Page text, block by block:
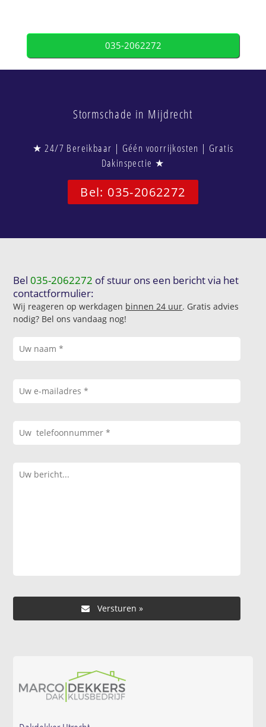
035-2062272
Stormschade in Mijdrecht
★ 24/7 Bereikbaar | Géén voorrijkosten | Gratis
Dakinspectie ★
Bel: 035-2062272
Bel035-2062272 of stuur ons een bericht via het
contactformulier:
Wij reageren op werkdagen binnen 24 uur. Gratis advies
nodig? Bel ons vandaag nog!